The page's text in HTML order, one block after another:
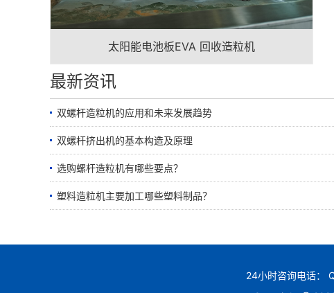
太阳能电池板EVA 回收造粒机
最新资讯
双螺杆造粒机的应用和未来发展趋势
双螺杆挤出机的基本构造及原理
选购螺杆造粒机有哪些要点？
塑料造粒机主要加工哪些塑料制品？
24小时咨询电话：